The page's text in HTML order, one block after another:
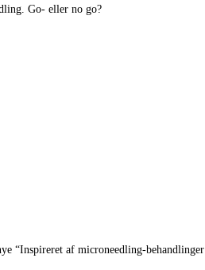
Go- eller no go?
“Inspireret af microneedling-behandlinger